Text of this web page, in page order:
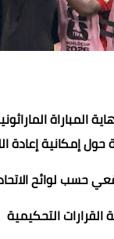
حسب لوائح